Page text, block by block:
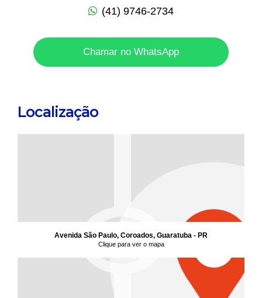
(41) 9746-2734
Chamar no WhatsApp
Localização
Avenida São Paulo, Coroados, Guaratuba - PR
Clique para ver o mapa